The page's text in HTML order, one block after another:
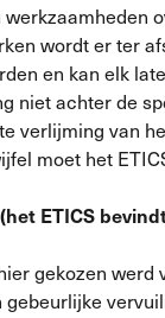
wordt er ter
en kan elk
niet achter de
verlijming van
moet het
ETICS
gekozen